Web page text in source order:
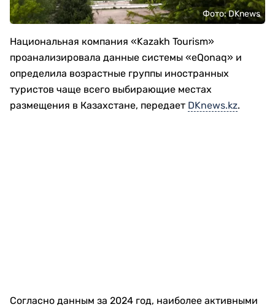
Фото: DKnews
Национальная компания «Kazakh Tourism»
проанализировала данные системы «eQonaq» и
определила возрастные группы иностранных
туристов чаще всего выбирающие местах
размещения в Казахстане, передает DKnews.kz.
Согласно данным за 2024 год, наиболее активными